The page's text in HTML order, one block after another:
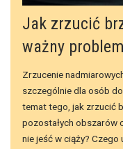
Jak zrzucić
ważny problem
Zrzucenie
szczególnie dla osób
temat tego, jak zrzucić
pozostałych obszarów
nie jeść w ciąży? Czego